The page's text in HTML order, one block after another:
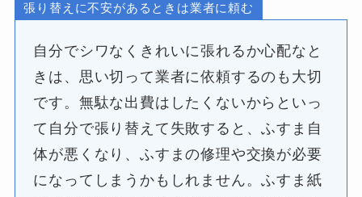
張り替えに不安があるときは業者に頼む
自分でシワなくきれいに張れるか心配なと
きは、思い切って業者に依頼するのも大切
です。無駄な出費はしたくないからといっ
て自分で張り替えて失敗すると、ふすま自
体が悪くなり、ふすまの修理や交換が必要
になってしまうかもしれません。ふすま紙